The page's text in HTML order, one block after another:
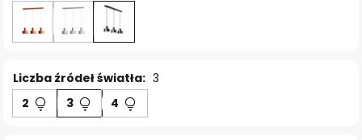
Liczba źródeł światła: 3
2
3 4